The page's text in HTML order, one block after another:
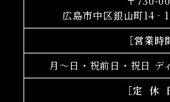
広島市中区銀山町
［営業時
月～日・祝前日・祝日 デ
［定 休